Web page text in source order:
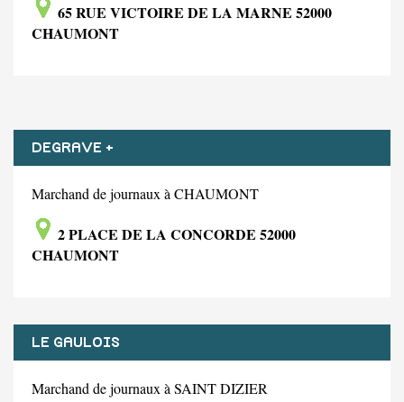
65 RUE VICTOIRE DE LA MARNE 52000
CHAUMONT
DEGRAVE +
Marchand de journaux à CHAUMONT
2 PLACE DE LA CONCORDE 52000
CHAUMONT
LE GAULOIS
Marchand de journaux à SAINT DIZIER